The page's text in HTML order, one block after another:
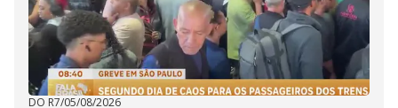
DO R7/05/08/2026